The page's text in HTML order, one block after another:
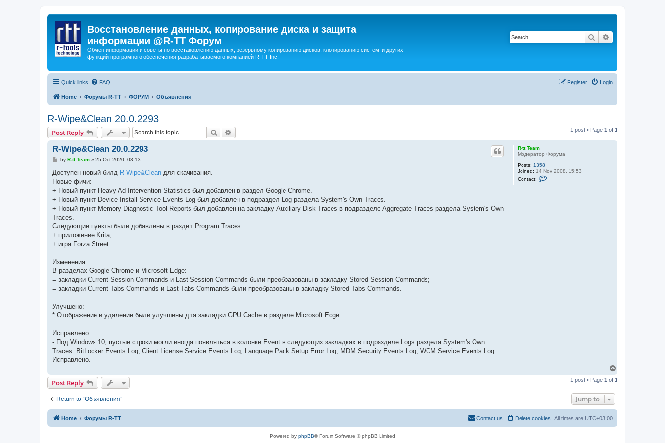
Восстановление данных, копирование диска и защита
информации @R-TT Форум
Обмен информации и советы по восстановлению данных, резервному копированию дисков, клонированию систем, и других
функций програмного обеспечения разрабатываемого компанией R-TT Inc.
Search
Quick links FAQ Login
Register
Home Форумы R-TT ФОРУМ Объявления
R-Wipe&Clean 20.0.2293
Post Reply Search 1 post • Page 1 of 1
R-tt Team
Модератор Форума
Posts: 1358
Joined: 14 Nov 2008, 15:53
Contact:
R-Wipe&Clean 20.0.2293
P
s
by R-tt Team» 25 Oct 2020, 03:13
Доступен новый билд R-Wipe&Clean для скачивания.
Новые фичи:
+ Новый пункт Heavy Ad Intervention Statistics был добавлен в раздел Google Chrome.
+ Новый пункт Device Install Service Events Log был добавлен в подраздел Log раздела System's Own Traces.
+ Новый пункт Memory Diagnostic Tool Reports был добавлен на закладку Auxiliary Disk Traces в подразделе Aggregate Traces раздела System's Own
Traces.
Следующие пункты были добавлены в раздел Program Traces:
+ приложение Krita;
+ игра Forza Street.
Изменения:
В разделах Google Chrome и Microsoft Edge:
= закладки Current Session Commands и Last Session Commands были преобразованы в закладку Stored Session Commands;
= закладки Current Tabs Commands и Last Tabs Commands были преобразованы в закладку Stored Tabs Commands.
Улучшено:
* Отображение и удаление были улучшены для закладки GPU Cache в разделе Microsoft Edge.
Исправлено:
- Под Windows 10, пустые строки могли иногда появляться в колонке Event в следующих закладках в подразделе Logs раздела System's Own
Traces: BitLocker Events Log, Client License Service Events Log, Language Pack Setup Error Log, MDM Security Events Log, WCM Service Events Log.
Исправлено.
p
Post Reply 1 post • Page 1 of 1
Return to “Объявления” Jump to
Home Форумы R-TT All times are UTC+03:00
Delete cookies
Contact us
Powered by phpBB® Forum Software © phpBB Limited